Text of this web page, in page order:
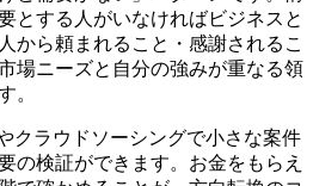
とする人がいなければビジネスと
から頼まれること・感謝されるこ
場ニーズと自分の強みが重なる領
。
クラウドソーシングで小さな案件
の検証ができます。お金をもらえ